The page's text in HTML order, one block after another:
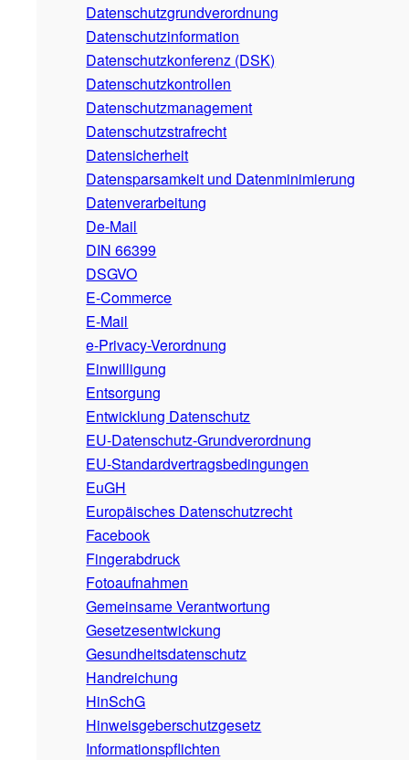
Datenschutzgrundverordnung
Datenschutzinformation
Datenschutzkonferenz (DSK)
Datenschutzkontrollen
Datenschutzmanagement
Datenschutzstrafrecht
Datensicherheit
Datensparsamkeit und Datenminimierung
Datenverarbeitung
De-Mail
DIN 66399
DSGVO
E-Commerce
E-Mail
e-Privacy-Verordnung
Einwilligung
Entsorgung
Entwicklung Datenschutz
EU-Datenschutz-Grundverordnung
EU-Standardvertragsbedingungen
EuGH
Europäisches Datenschutzrecht
Facebook
Fingerabdruck
Fotoaufnahmen
Gemeinsame Verantwortung
Gesetzesentwickung
Gesundheitsdatenschutz
Handreichung
HinSchG
Hinweisgeberschutzgesetz
Informationspflichten